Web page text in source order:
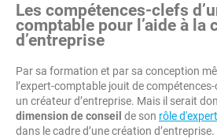
Les compétences-clefs
comptable pour l’aide à la
d’entreprise
Par sa formation et par sa conception
l’expert-comptable jouit de
un créateur d’entreprise. Mais il serait
dimension de conseil de son rôle
dans le cadre d’une création d’entreprise.